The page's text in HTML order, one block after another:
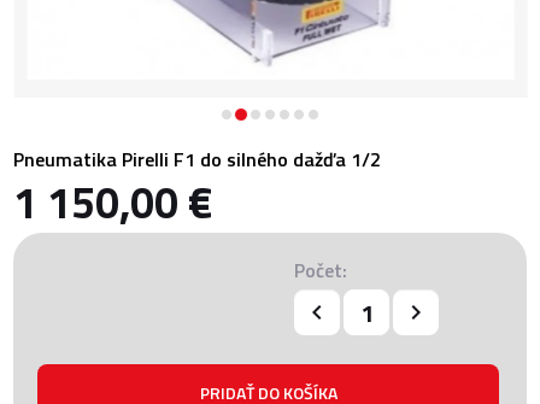
Pneumatika Pirelli F1 do silného dažďa 1/2
1 150,00 €
Počet: